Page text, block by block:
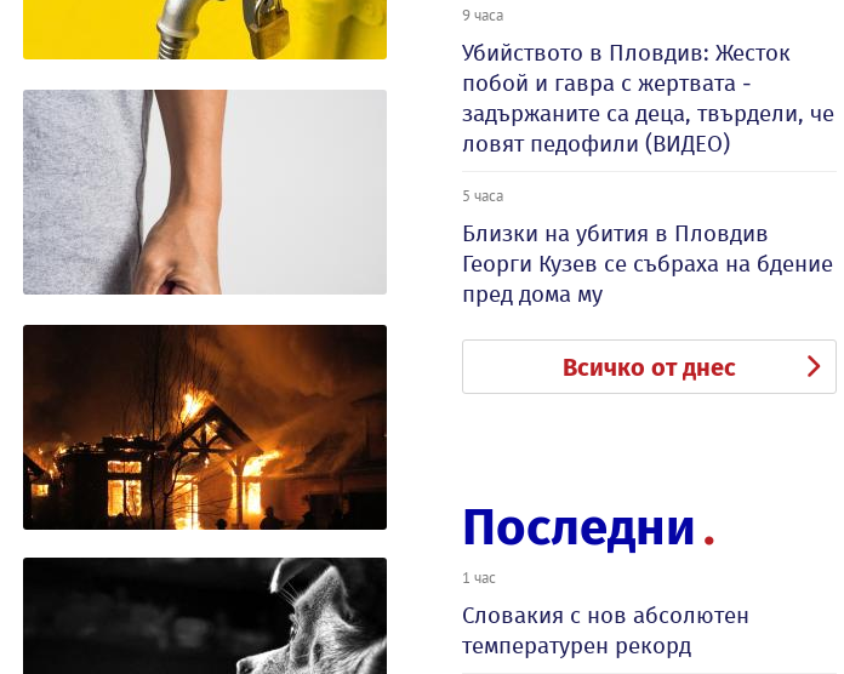
9 часа
Убийството в Пловдив: Жесток
побой и гавра с жертвата -
задържаните са деца, твърдели, че
ловят педофили (ВИДЕО)
5 часа
Близки на убития в Пловдив
Георги Кузев се събраха на бдение
пред дома му
Всичко от днес
Последни
1 час
Словакия с нов абсолютен
температурен рекорд